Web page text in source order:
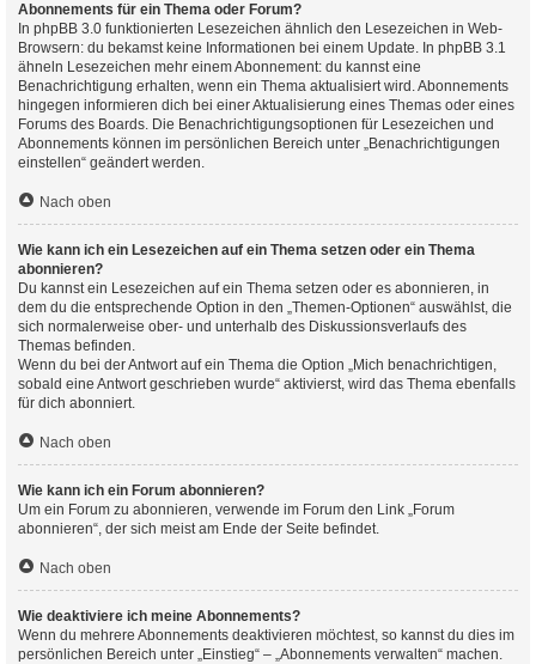
Abonnements für ein Thema oder Forum?
In phpBB 3.0 funktionierten Lesezeichen ähnlich den Lesezeichen in Web-
Browsern: du bekamst keine Informationen bei einem Update. In phpBB 3.1
ähneln Lesezeichen mehr einem Abonnement: du kannst eine
Benachrichtigung erhalten, wenn ein Thema aktualisiert wird. Abonnements
hingegen informieren dich bei einer Aktualisierung eines Themas oder eines
Forums des Boards. Die Benachrichtigungsoptionen für Lesezeichen und
Abonnements können im persönlichen Bereich unter „Benachrichtigungen
einstellen“ geändert werden.
Nach oben
Wie kann ich ein Lesezeichen auf ein Thema setzen oder ein Thema
abonnieren?
Du kannst ein Lesezeichen auf ein Thema setzen oder es abonnieren, in
dem du die entsprechende Option in den „Themen-Optionen“ auswählst, die
sich normalerweise ober- und unterhalb des Diskussionsverlaufs des
Themas befinden.
Wenn du bei der Antwort auf ein Thema die Option „Mich benachrichtigen,
sobald eine Antwort geschrieben wurde“ aktivierst, wird das Thema ebenfalls
für dich abonniert.
Nach oben
Wie kann ich ein Forum abonnieren?
Um ein Forum zu abonnieren, verwende im Forum den Link „Forum
abonnieren“, der sich meist am Ende der Seite befindet.
Nach oben
Wie deaktiviere ich meine Abonnements?
Wenn du mehrere Abonnements deaktivieren möchtest, so kannst du dies im
persönlichen Bereich unter „Einstieg“ – „Abonnements verwalten“ machen.